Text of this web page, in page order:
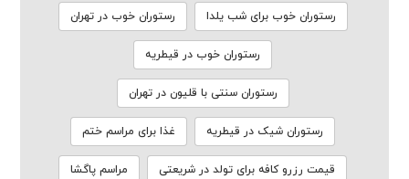
رستوران خوب برای شب یلدا رستوران خوب در تهران
رستوران خوب در قیطریه
رستوران سنتی با قلیون در تهران
رستوران شیک در قیطریه غذا برای مراسم ختم
قیمت رزرو کافه برای تولد در شریعتی مراسم پاگشا